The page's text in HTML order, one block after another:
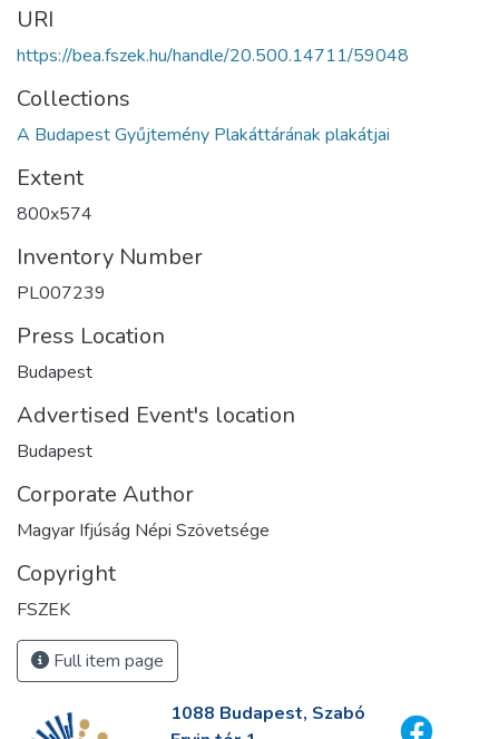
URI
https://bea.fszek.hu/handle/20.500.14711/59048
Collections
A Budapest Gyűjtemény Plakáttárának plakátjai
Extent
800x574
Inventory Number
PL007239
Press Location
Budapest
Advertised Event's location
Budapest
Corporate Author
Magyar Ifjúság Népi Szövetsége
Copyright
FSZEK
Full item page
1088 Budapest, Szabó